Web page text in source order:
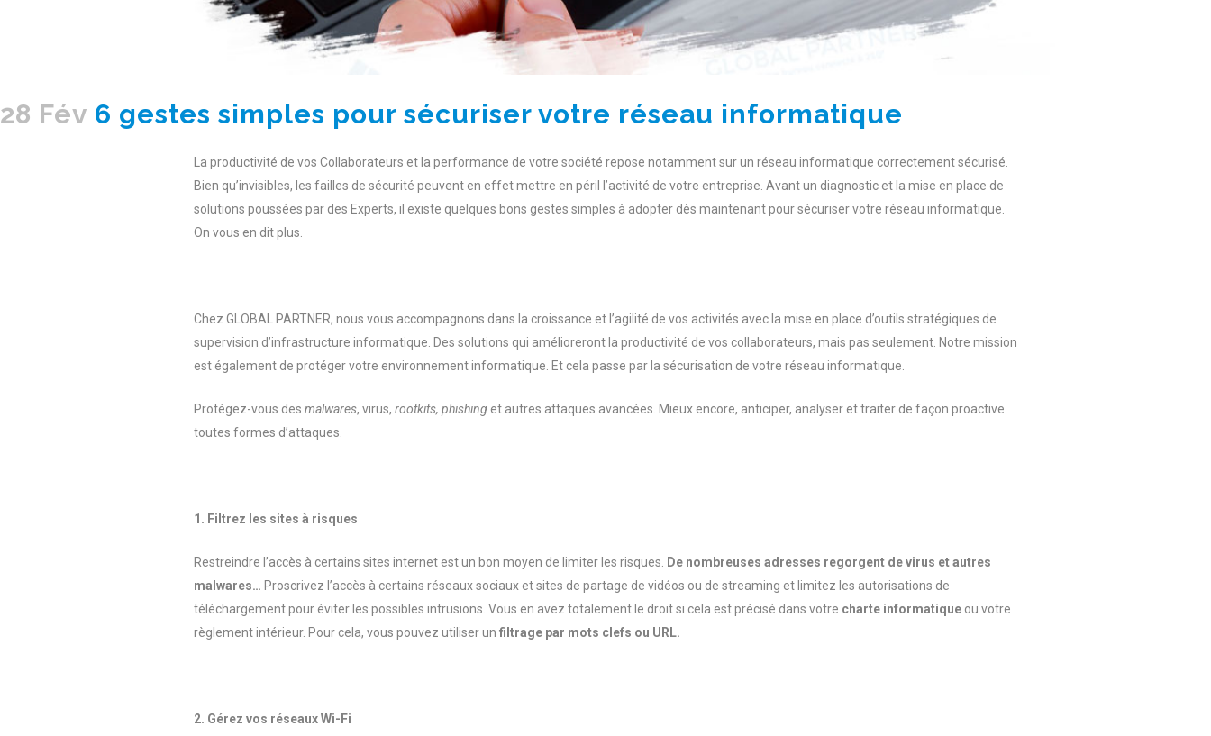
28 Fév 6 gestes simples pour sécuriser votre réseau informatique
La productivité de vos Collaborateurs et la performance de votre société repose notamment sur un réseau informatique correctement sécurisé.
Bien qu’invisibles, les failles de sécurité peuvent en effet mettre en péril l’activité de votre entreprise. Avant un diagnostic et la mise en place de
solutions poussées par des Experts, il existe quelques bons gestes simples à adopter dès maintenant pour sécuriser votre réseau informatique.
On vous en dit plus.
Chez GLOBAL PARTNER, nous vous accompagnons dans la croissance et l’agilité de vos activités avec la mise en place d’outils stratégiques de
supervision d’infrastructure informatique. Des solutions qui amélioreront la productivité de vos collaborateurs, mais pas seulement. Notre mission
est également de protéger votre environnement informatique. Et cela passe par la sécurisation de votre réseau informatique.
Protégez-vous des malwares, virus, rootkits, phishing et autres attaques avancées. Mieux encore, anticiper, analyser et traiter de façon proactive
toutes formes d’attaques.
1. Filtrez les sites à risques
Restreindre l’accès à certains sites internet est un bon moyen de limiter les risques. De nombreuses adresses regorgent de virus et autres
malwares… Proscrivez l’accès à certains réseaux sociaux et sites de partage de vidéos ou de streaming et limitez les autorisations de
téléchargement pour éviter les possibles intrusions. Vous en avez totalement le droit si cela est précisé dans votre charte informatique ou votre
règlement intérieur. Pour cela, vous pouvez utiliser un filtrage par mots clefs ou URL.
2. Gérez vos réseaux Wi-Fi